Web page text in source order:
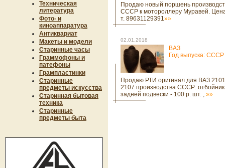
Техническая
литература
Фото- и
киноаппаратура
Антиквариат
Макеты и модели
Старинные часы
Граммофоны и
патефоны
Грампластинки
Старинные
предметы искусства
Старинная бытовая
техника
Старинные
предметы быта
Продаю новый поршень
СССР к мотороллеру Муравей.
т. 89631129391»»
02.01.2018
ВАЗ
Год выпуска: СССР
Продаю РТИ оригинал для ВАЗ
2107 производства СССР: отбойник
задней подвески - 100 р. шт. , »»